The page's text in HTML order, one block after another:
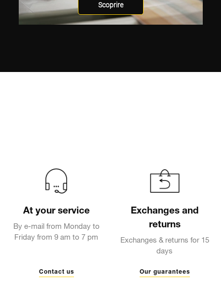
Scoprire
At your service
By e-mail from Monday to
Friday from 9 am to 7 pm
Contact us
Exchanges and
returns
Exchanges & returns for 15
days
Our guarantees